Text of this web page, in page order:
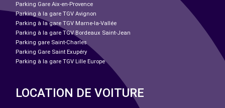
Parking Gare Aix-en-Provence
Parking à la gare TGV Avignon
Parking à la gare TGV Marne-la-Vallée
Parking à la gare TGV Bordeaux Saint-Jean
Parking gare Saint-Charles
Parking Gare Saint Exupéry
Parking à la gare TGV Lille Europe
LOCATION DE VOITURE